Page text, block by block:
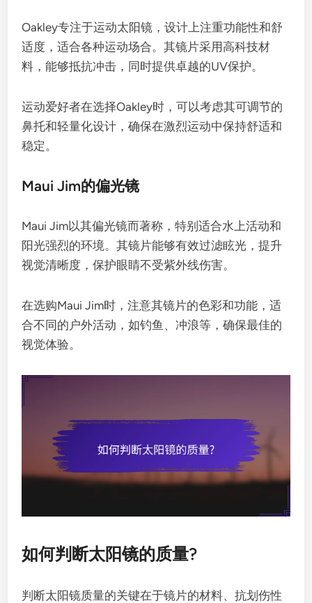
Oakley专注于运动太阳镜，设计上注重功能性和舒
适度，适合各种运动场合。其镜片采用高科技材
料，能够抵抗冲击，同时提供卓越的UV保护。
运动爱好者在选择Oakley时，可以考虑其可调节的
鼻托和轻量化设计，确保在激烈运动中保持舒适和
稳定。
Maui Jim的偏光镜
Maui Jim以其偏光镜而著称，特别适合水上活动和
阳光强烈的环境。其镜片能够有效过滤眩光，提升
视觉清晰度，保护眼睛不受紫外线伤害。
在选购Maui Jim时，注意其镜片的色彩和功能，适
合不同的户外活动，如钓鱼、冲浪等，确保最佳的
视觉体验。
如何判断太阳镜的质量?
判断太阳镜质量的关键在于镜片的材料、抗划伤性